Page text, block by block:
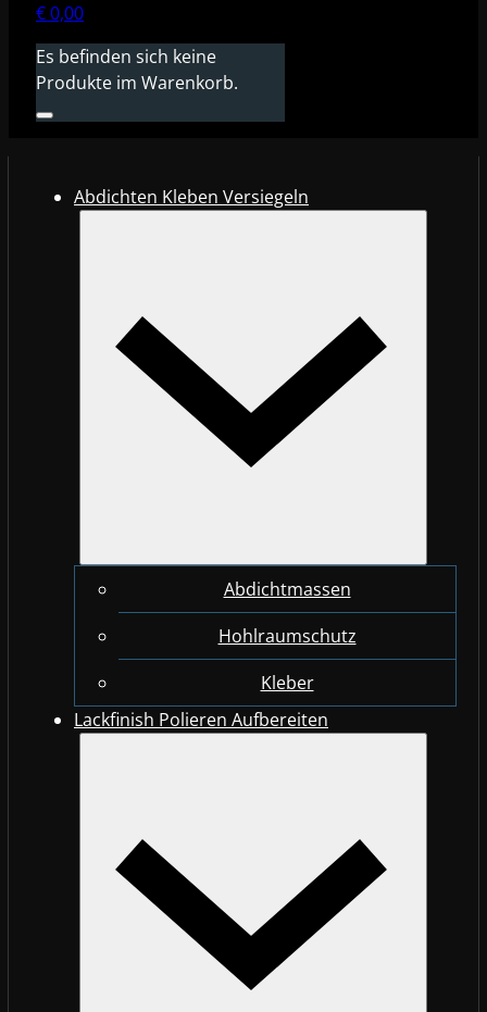
€0,00
Es befinden sich keine
Produkte im Warenkorb.
Abdichten Kleben Versiegeln
Abdichtmassen
Hohlraumschutz
Kleber
Lackfinish Polieren Aufbereiten